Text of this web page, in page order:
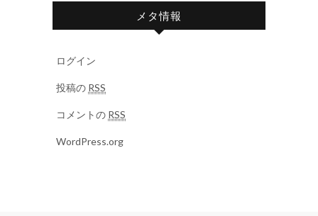
メタ情報
ログイン
投稿の RSS
コメントの RSS
WordPress.org